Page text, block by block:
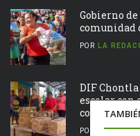
Gobierno
comunidad
POR LA
DIF
escolar con
POR LA